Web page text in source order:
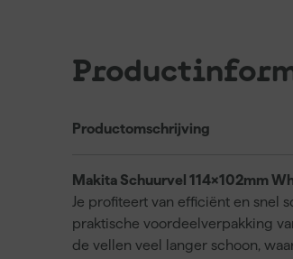
Productomschrijving
Makita Schuurvel 114x102mm
Je profiteert van efficiënt en snel
praktische voordeelverpakking
de vellen veel langer schoon,